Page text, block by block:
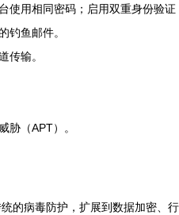
用相同密码；启用双重身份验证
钓鱼邮件。
传输。
胁（APT）。
病毒防护，扩展到数据加密、